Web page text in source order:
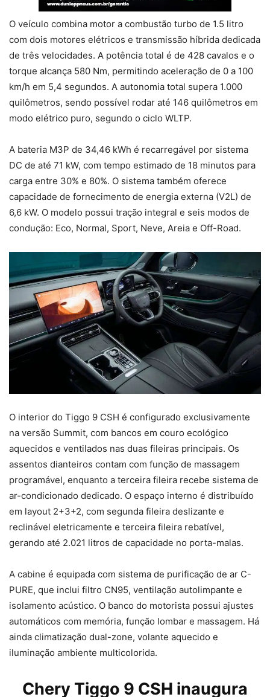
O veículo combina motor a combustão turbo de 1.5 litro
com dois motores elétricos e transmissão híbrida dedicada
de três velocidades. A potência total é de 428 cavalos e o
torque alcança 580 Nm, permitindo aceleração de 0 a 100
km/h em 5,4 segundos. A autonomia total supera 1.000
quilômetros, sendo possível rodar até 146 quilômetros em
modo elétrico puro, segundo o ciclo WLTP.
A bateria M3P de 34,46 kWh é recarregável por sistema
DC de até 71 kW, com tempo estimado de 18 minutos para
carga entre 30% e 80%. O sistema também oferece
capacidade de fornecimento de energia externa (V2L) de
6,6 kW. O modelo possui tração integral e seis modos de
condução: Eco, Normal, Sport, Neve, Areia e Off-Road.
O interior do Tiggo 9 CSH é configurado exclusivamente
na versão Summit, com bancos em couro ecológico
aquecidos e ventilados nas duas fileiras principais. Os
assentos dianteiros contam com função de massagem
programável, enquanto a terceira fileira recebe sistema de
ar-condicionado dedicado. O espaço interno é distribuído
em layout 2+3+2, com segunda fileira deslizante e
reclinável eletricamente e terceira fileira rebatível,
gerando até 2.021 litros de capacidade no porta-malas.
A cabine é equipada com sistema de purificação de ar C-
PURE, que inclui filtro CN95, ventilação autolimpante e
isolamento acústico. O banco do motorista possui ajustes
automáticos com memória, função lombar e massagem. Há
ainda climatização dual-zone, volante aquecido e
iluminação ambiente multicolorida.
Chery Tiggo 9 CSH inaugura